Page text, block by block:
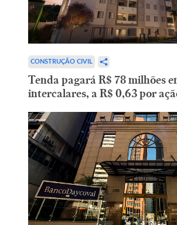
CONSTRUÇÃO CIVIL
Tenda pagará R$ 78 milhões
intercalares, a R$ 0,63 por